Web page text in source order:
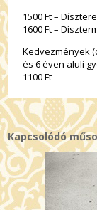
1500 Ft –
1600 Ft –
Kedvezmények
és 6 éven aluli
1100 Ft
Kapcsolódó